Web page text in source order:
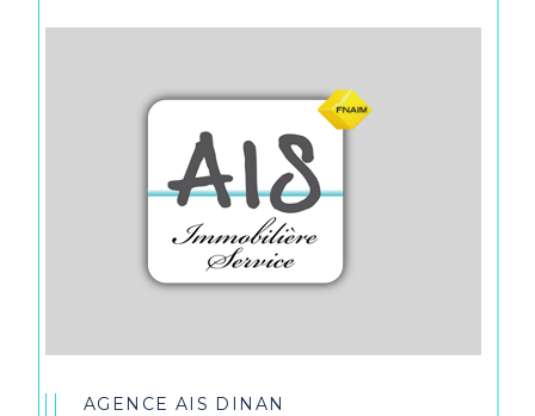
AGENCE AIS DINAN